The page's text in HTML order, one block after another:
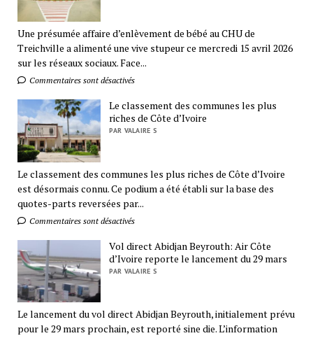
Une présumée affaire d’enlèvement de bébé au CHU de
Treichville a alimenté une vive stupeur ce mercredi 15 avril 2026
sur les réseaux sociaux. Face...
Commentaires sont désactivés
Le classement des communes les plus
riches de Côte d’Ivoire
PAR VALAIRE S
Le classement des communes les plus riches de Côte d’Ivoire
est désormais connu. Ce podium a été établi sur la base des
quotes-parts reversées par...
Commentaires sont désactivés
Vol direct Abidjan Beyrouth: Air Côte
d’Ivoire reporte le lancement du 29 mars
PAR VALAIRE S
Le lancement du vol direct Abidjan Beyrouth, initialement prévu
pour le 29 mars prochain, est reporté sine die. L’information